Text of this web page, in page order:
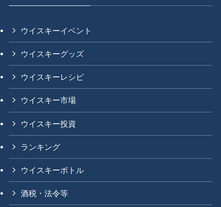
ウイスキーイベント
ウイスキーグッズ
ウイスキーレシピ
ウイスキー市場
ウイスキー投資
ランキング
ウイスキーボトル
酒税・法令等